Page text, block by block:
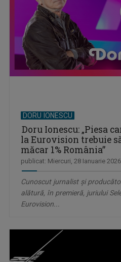
DORU IONESCU
Doru Ionescu: „Piesa
la Eurovision trebuie
măcar 1% România”
publicat: Miercuri, 28 Ianuarie 2026
Cunoscut jurnalist și
alătură, în premieră, juriului
Eurovision...